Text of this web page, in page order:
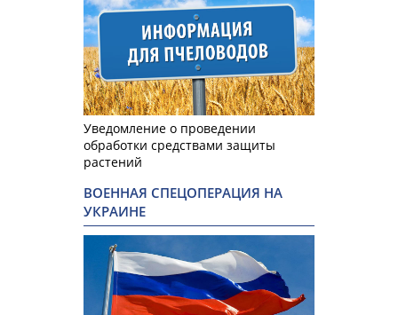
Уведомление о проведении
обработки средствами защиты
растений
ВОЕННАЯ СПЕЦОПЕРАЦИЯ НА
УКРАИНЕ